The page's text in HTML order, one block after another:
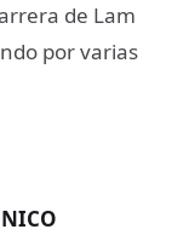
de Lam
por varias